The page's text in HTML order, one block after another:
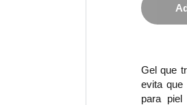
Gel que
evita que
para